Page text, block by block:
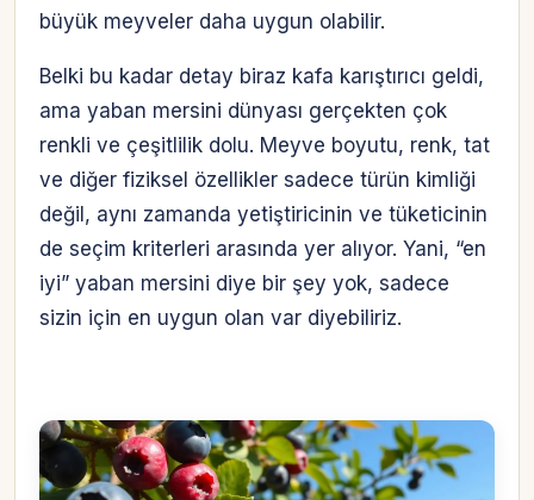
büyük meyveler daha uygun olabilir.
Belki bu kadar detay biraz kafa karıştırıcı geldi,
ama yaban mersini dünyası gerçekten çok
renkli ve çeşitlilik dolu. Meyve boyutu, renk, tat
ve diğer fiziksel özellikler sadece türün kimliği
değil, aynı zamanda yetiştiricinin ve tüketicinin
de seçim kriterleri arasında yer alıyor. Yani, “en
iyi” yaban mersini diye bir şey yok, sadece
sizin için en uygun olan var diyebiliriz.